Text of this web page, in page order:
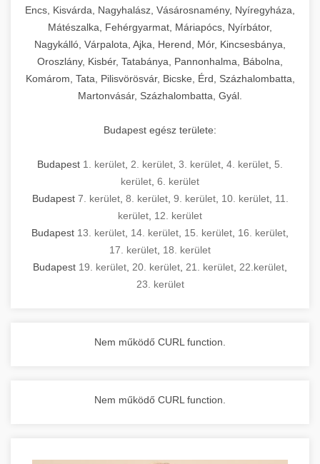
Encs, Kisvárda, Nagyhalász, Vásárosnamény, Nyíregyháza,
Mátészalka, Fehérgyarmat, Máriapócs, Nyírbátor,
Nagykálló, Várpalota, Ajka, Herend, Mór, Kincsesbánya,
Oroszlány, Kisbér, Tatabánya, Pannonhalma, Bábolna,
Komárom, Tata, Pilisvörösvár, Bicske, Érd, Százhalombatta,
Martonvásár, Százhalombatta, Gyál.
Budapest egész területe:
Budapest 1. kerület 2. kerület 3. kerület 4. kerület 5.
kerület 6. kerület
Budapest 7. kerület, 8. kerület, 9. kerület, 10. kerület, 11.
kerület 12. kerület
Budapest 13. kerület 14. kerület 15. kerület 16. kerület
17. kerület 18. kerület
Budapest 19. kerület 20. kerület 21. kerület 22.kerület
23. kerület
Nem működő CURL function.
Nem működő CURL function.